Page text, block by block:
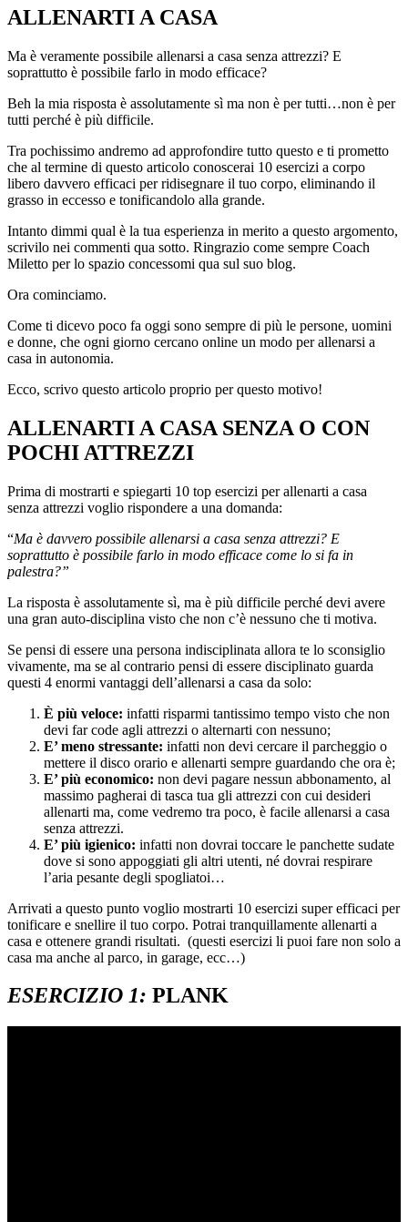
ALLENARTI A CASA
Ma è veramente possibile allenarsi a casa senza attrezzi? E
soprattutto è possibile farlo in modo efficace?
Beh la mia risposta è assolutamente sì ma non è per tutti…non è per
tutti perché è più difficile.
Tra pochissimo andremo ad approfondire tutto questo e ti prometto
che al termine di questo articolo conoscerai 10 esercizi a corpo
libero davvero efficaci per ridisegnare il tuo corpo, eliminando il
grasso in eccesso e tonificandolo alla grande.
Intanto dimmi qual è la tua esperienza in merito a questo argomento,
scrivilo nei commenti qua sotto. Ringrazio come sempre Coach
Miletto per lo spazio concessomi qua sul suo blog.
Ora cominciamo.
Come ti dicevo poco fa oggi sono sempre di più le persone, uomini
e donne, che ogni giorno cercano online un modo per allenarsi a
casa in autonomia.
Ecco, scrivo questo articolo proprio per questo motivo!
ALLENARTI A CASA SENZA O CON
POCHI ATTREZZI
Prima di mostrarti e spiegarti 10 top esercizi per allenarti a casa
senza attrezzi voglio rispondere a una domanda:
“Ma è davvero possibile allenarsi a casa senza attrezzi? E
soprattutto è possibile farlo in modo efficace come lo si fa in
palestra?”
La risposta è assolutamente sì, ma è più difficile perché devi avere
una gran auto-disciplina visto che non c’è nessuno che ti motiva.
Se pensi di essere una persona indisciplinata allora te lo sconsiglio
vivamente, ma se al contrario pensi di essere disciplinato guarda
questi 4 enormi vantaggi dell’allenarsi a casa da solo:
È più veloce: infatti risparmi tantissimo tempo visto che non
devi far code agli attrezzi o alternarti con nessuno;
E’ meno stressante: infatti non devi cercare il parcheggio o
mettere il disco orario e allenarti sempre guardando che ora è;
E’ più economico: non devi pagare nessun abbonamento, al
massimo pagherai di tasca tua gli attrezzi con cui desideri
allenarti ma, come vedremo tra poco, è facile allenarsi a casa
senza attrezzi.
E’ più igienico: infatti non dovrai toccare le panchette sudate
dove si sono appoggiati gli altri utenti, né dovrai respirare
l’aria pesante degli spogliatoi…
Arrivati a questo punto voglio mostrarti 10 esercizi super efficaci per
tonificare e snellire il tuo corpo. Potrai tranquillamente allenarti a
casa e ottenere grandi risultati. (questi esercizi li puoi fare non solo a
casa ma anche al parco, in garage, ecc…)
ESERCIZIO 1: PLANK